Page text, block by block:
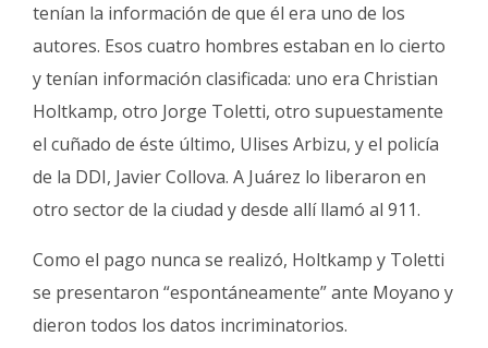
tenían la información de que él era uno de los
autores. Esos cuatro hombres estaban en lo cierto
y tenían información clasificada: uno era Christian
Holtkamp, otro Jorge Toletti, otro supuestamente
el cuñado de éste último, Ulises Arbizu, y el policía
de la DDI, Javier Collova. A Juárez lo liberaron en
otro sector de la ciudad y desde allí llamó al 911.
Como el pago nunca se realizó, Holtkamp y Toletti
se presentaron “espontáneamente” ante Moyano y
dieron todos los datos incriminatorios.